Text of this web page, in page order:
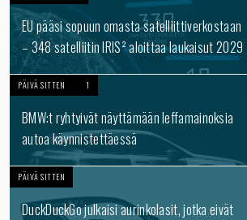
EU pääsi sopuun omasta satelliittiverkostaan
– 348 satelliitin IRIS² aloittaa laukaisut 2029
PÄIVÄ SITTEN 1
BMW:t ryhtyivät näyttämään leffamainoksia
autoa käynnistettäessä
PÄIVÄ SITTEN
DuckDuckGo julkaisi aurinkolasit, jotka eivät